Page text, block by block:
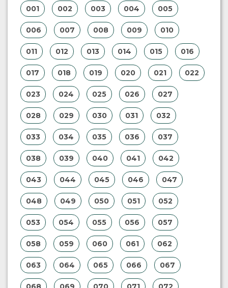
001 002 003 004 005
006 007 008 009 010
011 012 013 014 015 016
017 018 019 020 021 022
023 024 025 026 027
028 029 030 031 032
033 034 035 036 037
038 039 040 041 042
043 044 045 046 047
048 049 050 051 052
053 054 055 056 057
058 059 060 061 062
063 064 065 066 067